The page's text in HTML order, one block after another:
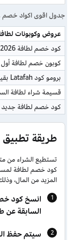
جدول اقوى اكواد
عروض وكوبونات
كود خصم لطافة 2026
كوبون خصم لطافة
برومو كود Latafah بقيمة 5%
قسيمة شراء لطافة
كود خصم لطافة جديد
طريقة
كود خصم لطافة
المزيد من المال،
انسخ كود
السابقة عن